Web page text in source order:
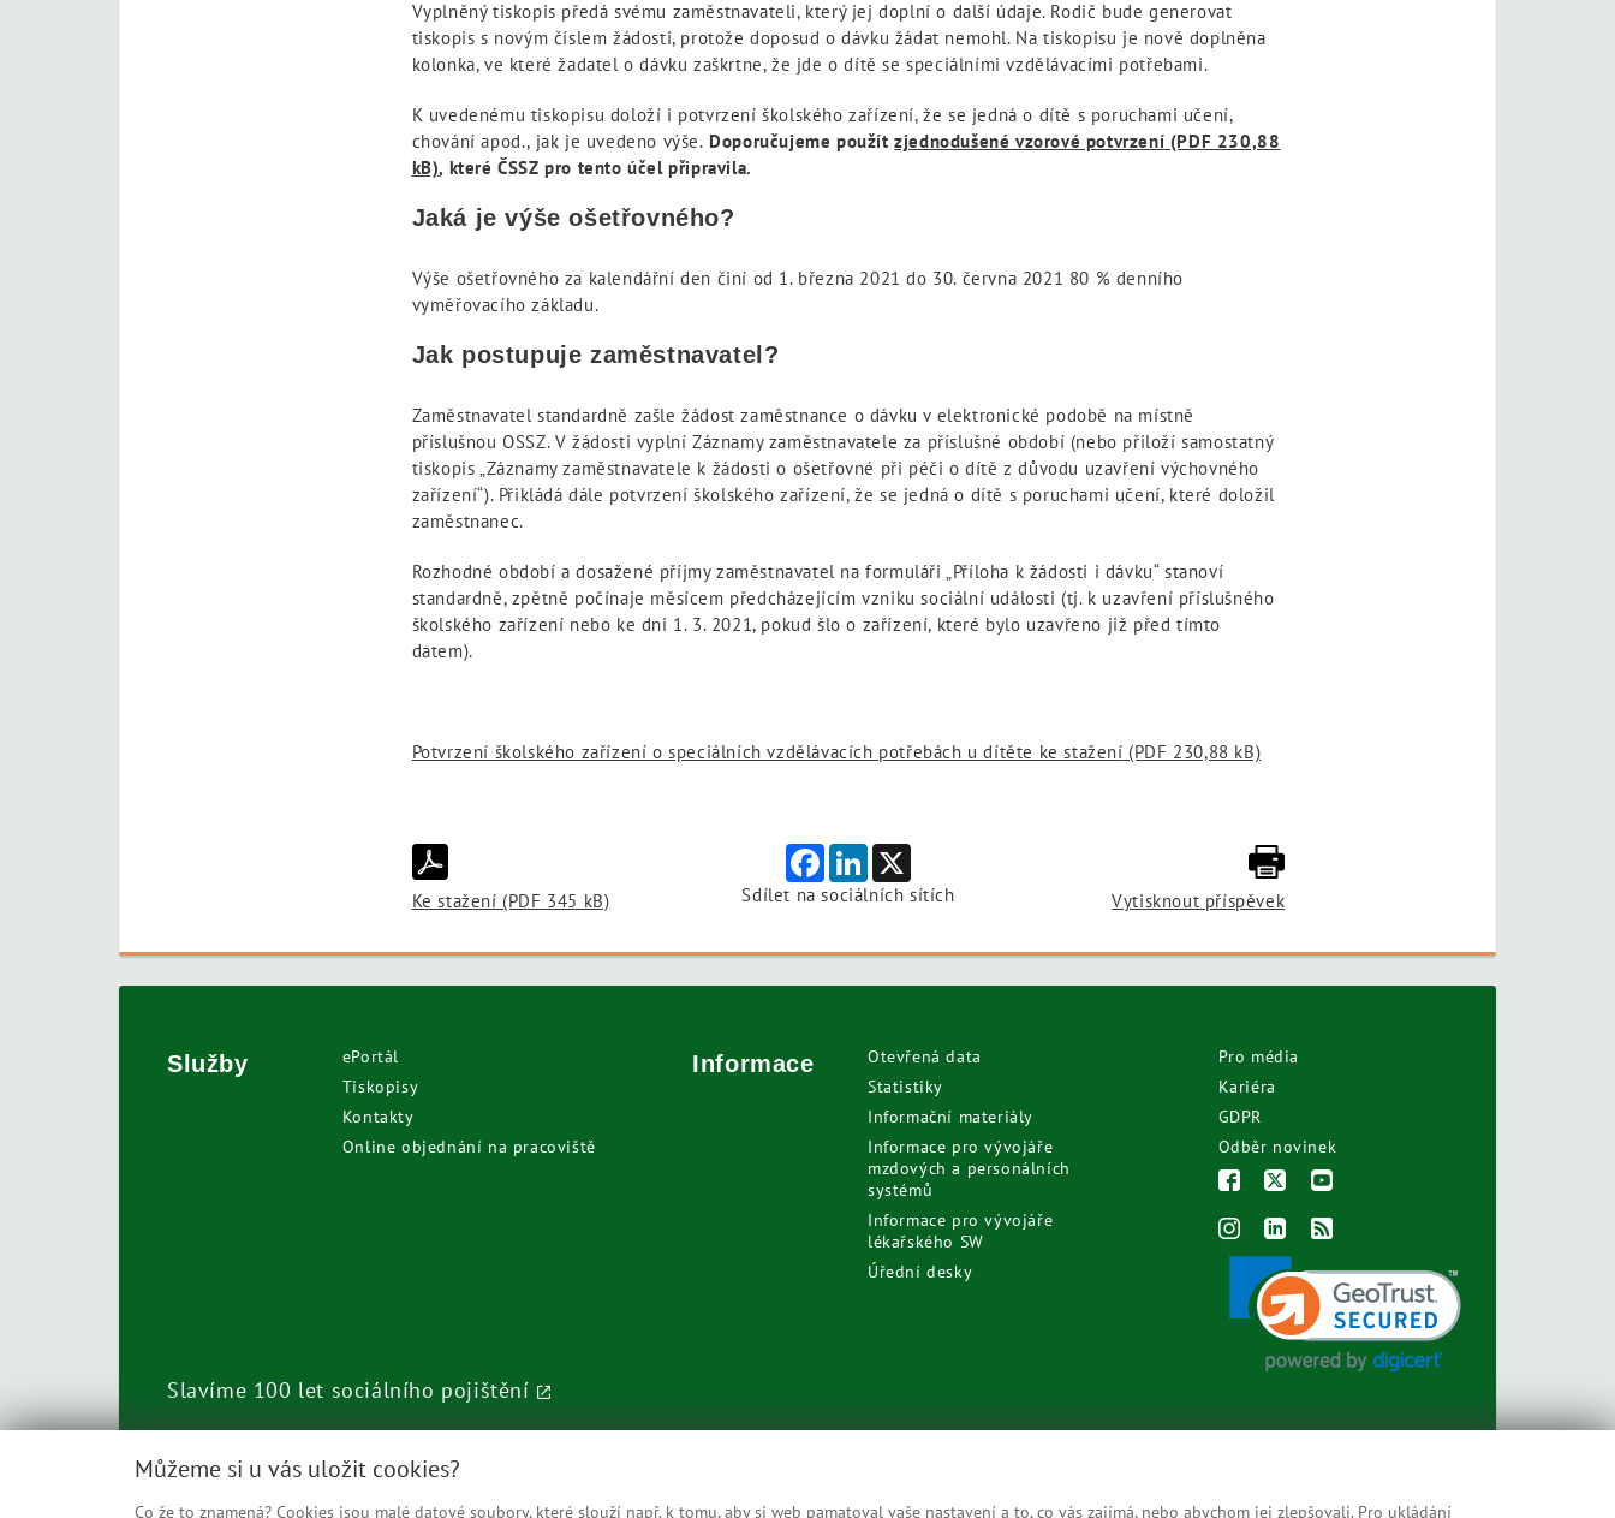
Vyplněný tiskopis předá svému zaměstnavateli, který jej doplní o další údaje. Rodič bude generovat
tiskopis s novým číslem žádosti, protože doposud o dávku žádat nemohl. Na tiskopisu je nově doplněna
kolonka, ve které žadatel o dávku zaškrtne, že jde o dítě se speciálními vzdělávacími potřebami.
K uvedenému tiskopisu doloží i potvrzení školského zařízení, že se jedná o dítě s poruchami učení,
chování apod., jak je uvedeno výše. Doporučujeme použítzjednodušené vzorové potvrzení (PDF 230,88
kB), které ČSSZ pro tento účel připravila.
Jaká je výše ošetřovného?
Výše ošetřovného za kalendářní den činí od 1. března 2021 do 30. června 2021 80 % denního
vyměřovacího základu.
Jak postupuje zaměstnavatel?
Zaměstnavatel standardně zašle žádost zaměstnance o dávku v elektronické podobě na místně
příslušnou OSSZ. V žádosti vyplní Záznamy zaměstnavatele za příslušné období (nebo přiloží samostatný
tiskopis „Záznamy zaměstnavatele k žádosti o ošetřovné při péči o dítě z důvodu uzavření výchovného
zařízení“). Přikládá dále potvrzení školského zařízení, že se jedná o dítě s poruchami učení, které doložil
zaměstnanec.
Rozhodné období a dosažené příjmy zaměstnavatel na formuláři „Příloha k žádosti i dávku“ stanoví
standardně, zpětně počínaje měsícem předcházejícím vzniku sociální události (tj. k uzavření příslušného
školského zařízení nebo ke dni 1. 3. 2021, pokud šlo o zařízení, které bylo uzavřeno již před tímto
datem).
Potvrzení školského zařízení o speciálních vzdělávacích potřebách u dítěte ke stažení (PDF 230,88 kB)
Ke stažení (PDF 345 kB)
Facebook
LinkedIn
X
Sdílet na sociálních sítích
Vytisknout příspěvek
Služby
ePortál
Tiskopisy
Kontakty
Online objednání na pracoviště
Informace
Otevřená data
Statistiky
Informační materiály
Informace pro vývojáře
mzdových a personálních
systémů
Informace pro vývojáře
lékařského SW
Úřední desky
Pro média
Kariéra
GDPR
Odběr novinek
Slavíme 100 let sociálního pojištění
Můžeme si u vás uložit cookies?
Co že to znamená? Cookies jsou malé datové soubory, které slouží např. k tomu, aby si web pamatoval vaše nastavení a to, co vás zajímá, nebo abychom jej zlepšovali. Pro ukládání